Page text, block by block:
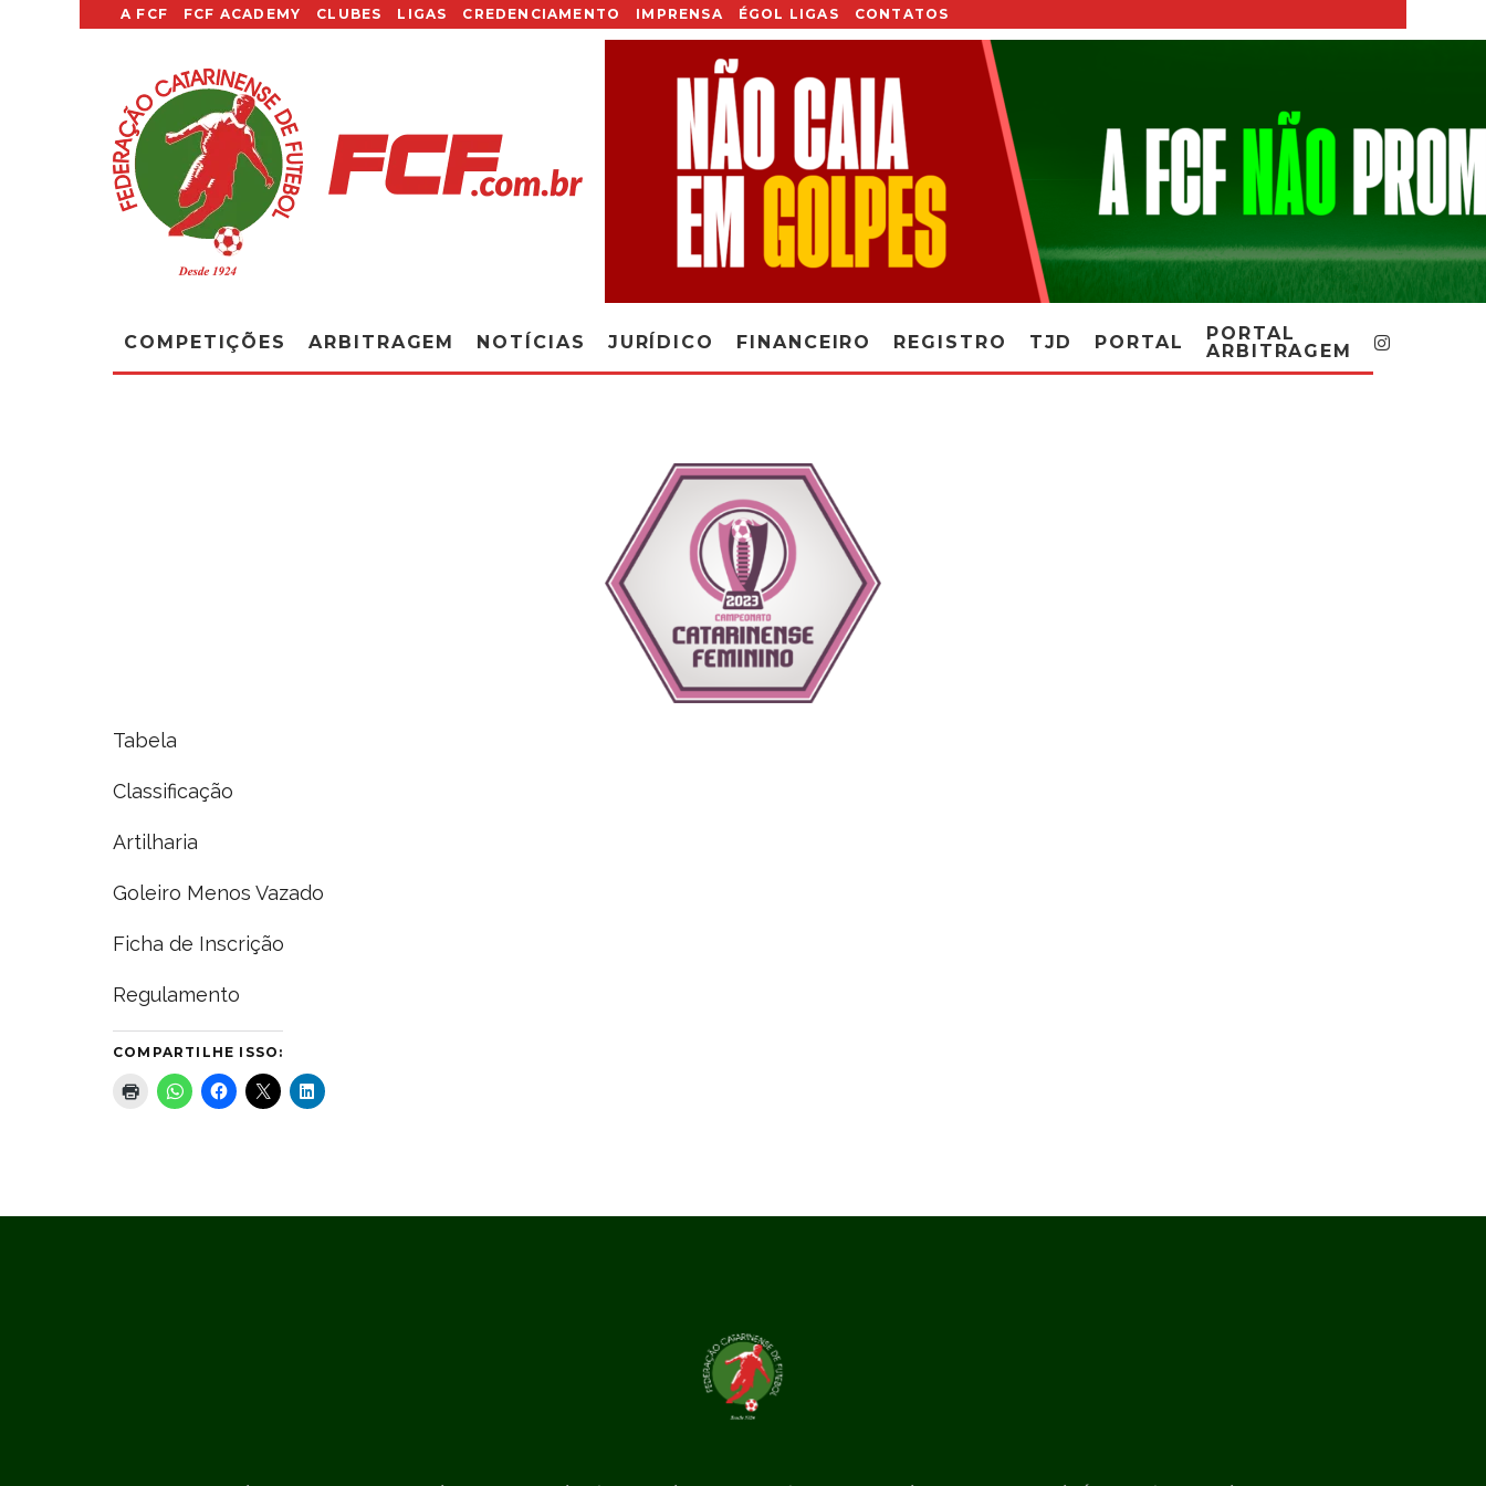
A FCF FCF ACADEMY CLUBES LIGAS CREDENCIAMENTO IMPRENSA ÉGOL LIGAS CONTATOS
COMPETIÇÕES ARBITRAGEM NOTÍCIAS JURÍDICO FINANCEIRO REGISTRO TJD PORTAL
PORTAL
ARBITRAGEM
Tabela
Classificação
Artilharia
Goleiro Menos Vazado
Ficha de Inscrição
Regulamento
COMPARTILHE ISSO: